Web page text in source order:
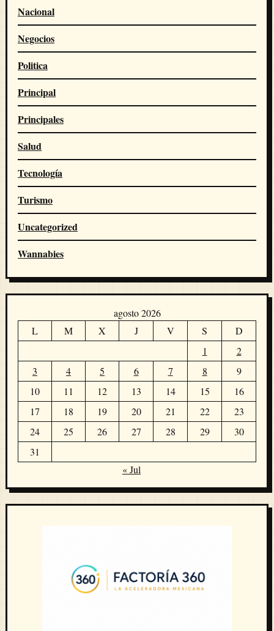
Nacional
Negocios
Politica
Principal
Principales
Salud
Tecnología
Turismo
Uncategorized
Wannabies
agosto 2026
L
M X J V S
D
1
2
3
4 5 6 7 8
9
10
11 12 13 14 15
16
17
18 19 20 21 22
23
24
25 26 27 28 29
30
31
« Jul